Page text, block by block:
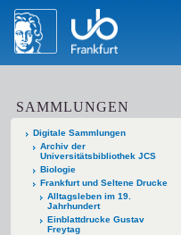
SAMMLUNGEN
Digitale Sammlungen
Archiv der
Universitätsbibliothek JCS
Biologie
Frankfurt und Seltene Drucke
Alltagsleben im 19.
Jahrhundert
Einblattdrucke Gustav
Freytag